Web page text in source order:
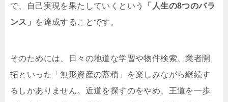
で、自己実現を果たしていくという
「人生の8つのバラ
ンス」
を達成することです。
そのためには、日々の地道な学習や物件検索、業者開
拓といった「無形資産の蓄積」を楽しみながら継続す
るしかありません。近道を探すのをやめ、王道を一歩